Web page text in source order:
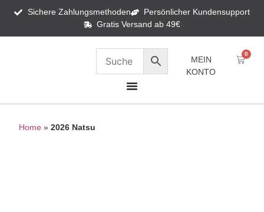
Sichere Zahlungsmethoden
Persönlicher Kundensupport
Gratis Versand ab 49€
MEIN
KONTO
0
Home »2026 Natsu